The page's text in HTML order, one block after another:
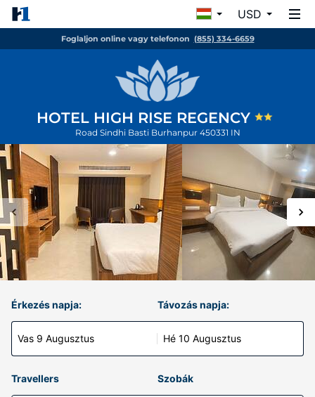
USD
Foglaljon online vagy telefonon (855) 334-6659
HOTEL HIGH RISE REGENCY
Road Sindhi Basti Burhanpur 450331 IN
Érkezés napja:
Vas 9 Augusztus
Távozás napja:
Hé 10 Augusztus
Travellers Szobák